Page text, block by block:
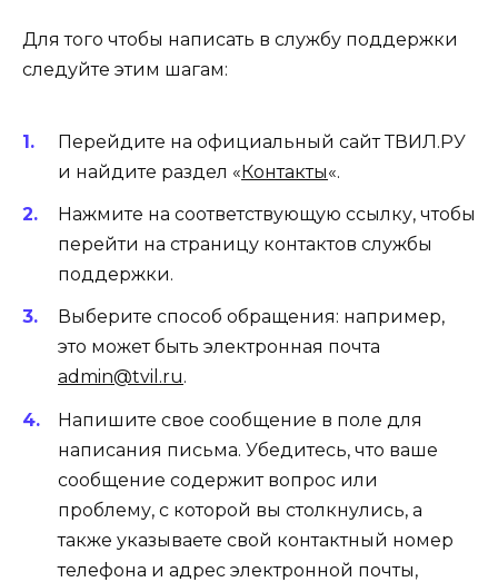
Для того чтобы написать в службу поддержки
следуйте этим шагам:
Перейдите на официальный сайт ТВИЛ.РУ
и найдите раздел «Контакты«.
Нажмите на соответствующую ссылку, чтобы
перейти на страницу контактов службы
поддержки.
Выберите способ обращения: например,
это может быть электронная почта
admin@tvil.ru.
Напишите свое сообщение в поле для
написания письма. Убедитесь, что ваше
сообщение содержит вопрос или
проблему, с которой вы столкнулись, а
также указываете свой контактный номер
телефона и адрес электронной почты,